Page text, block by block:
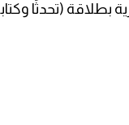
بطلاقة (تحدثًا